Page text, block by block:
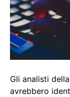
Gli analisti
avrebbero